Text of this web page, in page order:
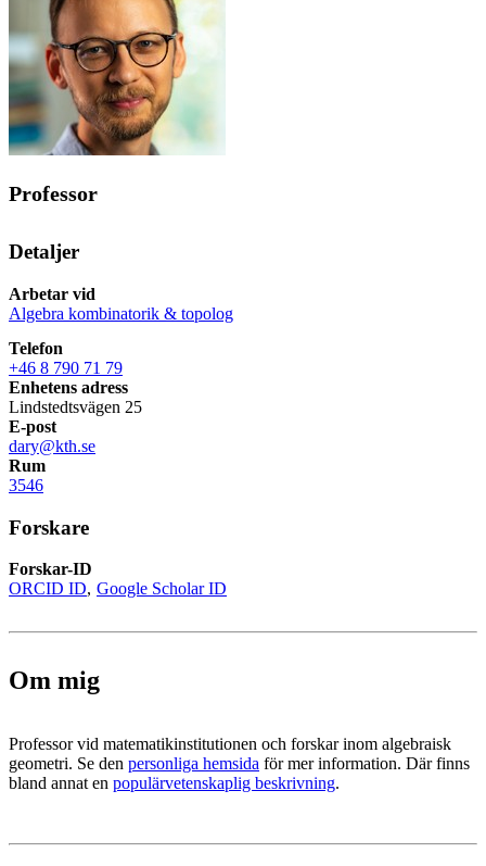
Professor
Detaljer
Arbetar vid
Algebra kombinatorik & topolog
Telefon
+46 8 790 71 79
Enhetens adress
Lindstedtsvägen 25
E-post
dary@kth.se
Rum
3546
Forskare
Forskar-ID
ORCID ID Google Scholar ID
Om mig
Professor vid matematikinstitutionen och forskar inom algebraisk
geometri. Se den personliga hemsida för mer information. Där finns
bland annat en populärvetenskaplig beskrivning.